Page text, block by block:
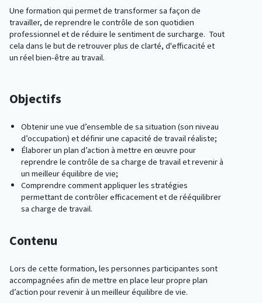
Une formation qui permet de transformer sa façon de
travailler, de reprendre le contrôle de son quotidien
professionnel et de réduire le sentiment de surcharge. Tout
cela dans le but de retrouver plus de clarté, d'efficacité et
un réel bien-être au travail.
Objectifs
Obtenir une vue d’ensemble de sa situation (son niveau
d’occupation) et définir une capacité de travail réaliste;
Élaborer un plan d’action à mettre en œuvre pour
reprendre le contrôle de sa charge de travail et revenir à
un meilleur équilibre de vie;
Comprendre comment appliquer les stratégies
permettant de contrôler efficacement et de rééquilibrer
sa charge de travail.
Contenu
Lors de cette formation, les personnes participantes sont
accompagnées afin de mettre en place leur propre plan
d’action pour revenir à un meilleur équilibre de vie.